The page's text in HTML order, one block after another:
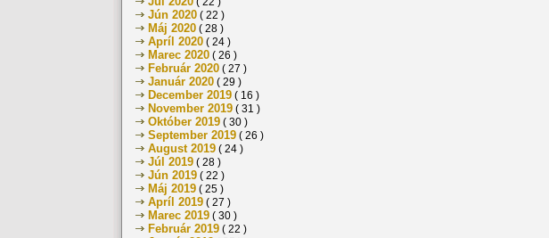
Jún 2020 ( 22 )
Máj 2020 ( 28 )
Apríl 2020 ( 24 )
Marec 2020 ( 26 )
Február 2020 ( 27 )
Január 2020 ( 29 )
December 2019 ( 16 )
November 2019 ( 31 )
Október 2019 ( 30 )
September 2019 ( 26 )
August 2019 ( 24 )
Júl 2019 ( 28 )
Jún 2019 ( 22 )
Máj 2019 ( 25 )
Apríl 2019 ( 27 )
Marec 2019 ( 30 )
Február 2019 ( 22 )